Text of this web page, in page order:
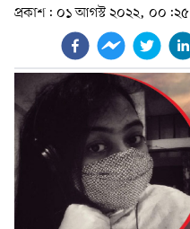
প্রকাশ: ০১ আগস্ট ২০২২, ০০:২৫